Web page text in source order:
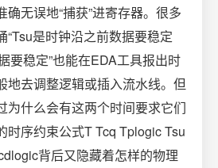
确无误地“捕获”进寄存器。很多
“Tsu是时钟沿之前数据要稳定
要稳定”也能在EDA工具报出时
地去调整逻辑或插入流水线。但
为什么会有这两个时间要求它们
时序约束公式T Tcq Tplogic Tsu
背后又隐藏着怎样的物理